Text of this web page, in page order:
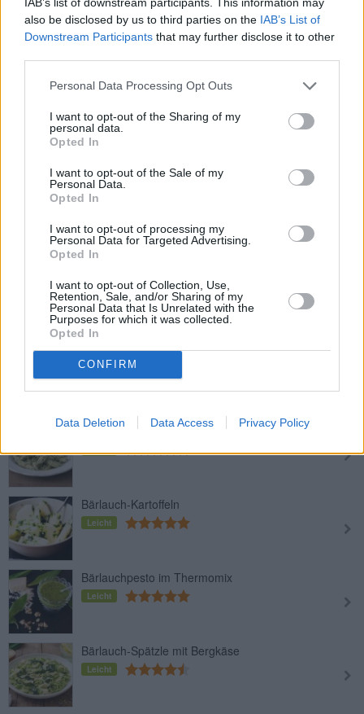
also be disclosed by us to third parties on the IAB’s List of
Downstream Participants that may further disclose it to other
Personal Data Processing Opt Outs
I want to opt-out of the Sharing of my
personal data.
Opted In
I want to opt-out of the Sale of my
Personal Data.
Opted In
I want to opt-out of processing my
Personal Data for Targeted Advertising.
Opted In
I want to opt-out of Collection, Use,
Retention, Sale, and/or Sharing of my
Personal Data that Is Unrelated with the
Purposes for which it was collected.
Opted In
CONFIRM
Data Deletion Data Access Privacy Policy
Leicht
Bärlauchaufstrich mit Ei
Leicht
Bärlauch-Ei-Aufstrich
Leicht
Bärlauch-Käsestangen
Leicht
Bärlauch-Sauerrahm-Quiche
Ricotta-Bärlauch-Nockerl
Bärlauch-Kartoffeln
Leicht
Bärlauchpesto im Thermomix
Leicht
Bärlauch-Spätzle mit Bergkäse
Leicht